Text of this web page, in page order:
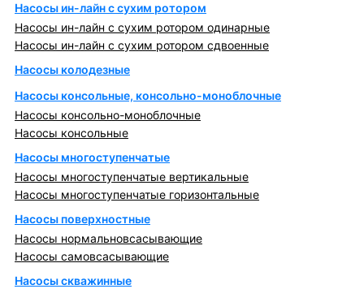
Насосы ин-лайн с сухим ротором
Насосы ин-лайн с сухим ротором одинарные
Насосы ин-лайн с сухим ротором сдвоенные
Насосы колодезные
Насосы консольные, консольно-моноблочные
Насосы консольно-моноблочные
Насосы консольные
Насосы многоступенчатые
Насосы многоступенчатые вертикальные
Насосы многоступенчатые горизонтальные
Насосы поверхностные
Насосы нормальновсасывающие
Насосы самовсасывающие
Насосы скважинные